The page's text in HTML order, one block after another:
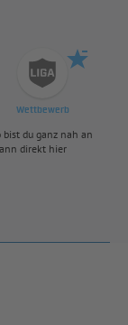
Wettbewerb
bist du ganz nah an
direkt hier